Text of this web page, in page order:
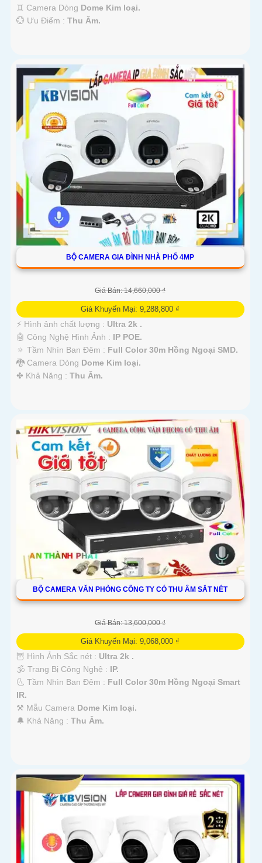
♊ Camera Dòng Dome Kim loại.
️💮 Ưu Điểm : Thu Âm.
BỘ CAMERA GIA ĐÌNH NHÀ PHỐ 4MP
Giá Bán: 14,660,000 ₫
Giá Khuyến Mại: 9,288,800 ₫
️⚡ Hình ảnh chất lượng : Ultra 2k .
🤖️ Công Nghệ Hình Ảnh : IP POE.
🔅 Tầm Nhìn Ban Đêm : Full Color 30m Hồng Ngoại SMD.
🐉️ Camera Dòng Dome Kim loại.
️✤ Khả Năng : Thu Âm.
BỘ CAMERA VĂN PHÒNG CÔNG TY CÓ THU ÂM SẮT NÉT
Giá Bán: 13,600,000 ₫
Giá Khuyến Mại: 9,068,000 ₫
🦉 Hình Ảnh Sắc nét : Ultra 2k .
🕉️ Trang Bị Công Nghệ : IP.
🌜 Tầm Nhìn Ban Đêm : Full Color 30m Hồng Ngoại Smart
IR.
⚒ Mẫu Camera Dome Kim loại.
️🔔 Khả Năng : Thu Âm.